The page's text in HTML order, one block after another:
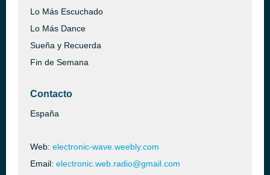
Lo Más Escuchado
Lo Más Dance
Sueña y Recuerda
Fin de Semana
Contacto
España
Web: electronic-wave.weebly.com
Email: electronic.web.radio@gmail.com